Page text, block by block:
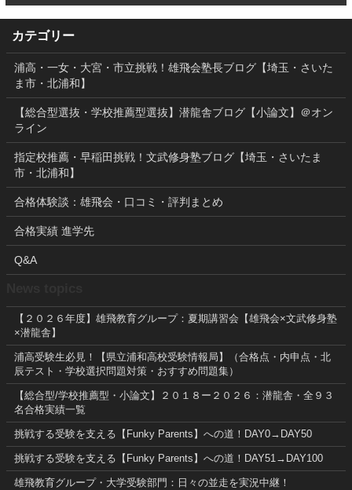
カテゴリー
浦高・一女・大宮・市立挑戦！雄飛会塾長ブログ【埼玉・さいた
ま市・北浦和】
【総合型選抜・学校推薦型選抜】潜龍舎ブログ【小論文】＠オン
ライン
指定校推薦・早稲田挑戦！文武修身塾ブログ【埼玉・さいたま
市・北浦和】
合格体験談：雄飛会・口コミ・評判まとめ
合格実績 進学先
Q&A
【２０２６年度】雄飛教育グループ：夏期講習会【雄飛会×文武修身塾
×潜龍舎】
浦高受験生必見！【県立浦和高校受験情報局】（合格点・内申点・北
辰テスト・学校選択問題対策・おすすめ問題集）
【総合型/学校推薦型・小論文】２０１８ー２０２６：潜龍舎・全９３
名合格実績一覧
挑戦する受験を支える【Funky Parents】への道！DAY0→DAY50
挑戦する受験を支える【Funky Parents】への道！DAY51→DAY100
雄飛教育グループ・大学受験部門：日々の並走を実況中継！